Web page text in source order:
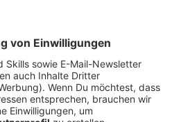
im Kreis Wesel geht
September gab es laut
rund 360 Fälle, über hundert